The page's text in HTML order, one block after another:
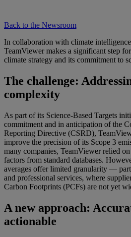
Back to the Newsroom
In collaboration with climate
TeamViewer makes a significant step
climate strategy and its commitment to
The challenge:
complexity
As part of its Science-Based Targets
commitment and in anticipation of the
Reporting Directive (CSRD),
improve the precision of its Scope 3
many companies, TeamViewer relied on
factors from standard databases.
averages offer limited granularity —
and professional services, where
Carbon Footprints (PCFs) are not yet
A new approach:
actionable